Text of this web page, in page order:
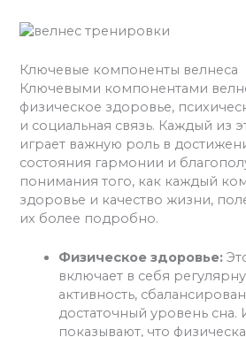
Ключевые компоненты велнеса
Ключевыми компонентами
физическое здоровье,
и социальная связь. Каждый из
играет важную роль в
состояния гармонии и
понимания того, как каждый
здоровье и качество жизни,
их более подробно.
Физическое здоровье:
включает в себя
активность,
достаточный уровень сна.
показывают, что